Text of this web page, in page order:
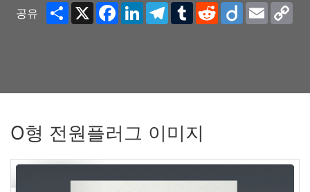
공유 ShareX Facebook
LinkedInTelegram
TumblrRedditDiigo Email
O형 전원플러그 이미지